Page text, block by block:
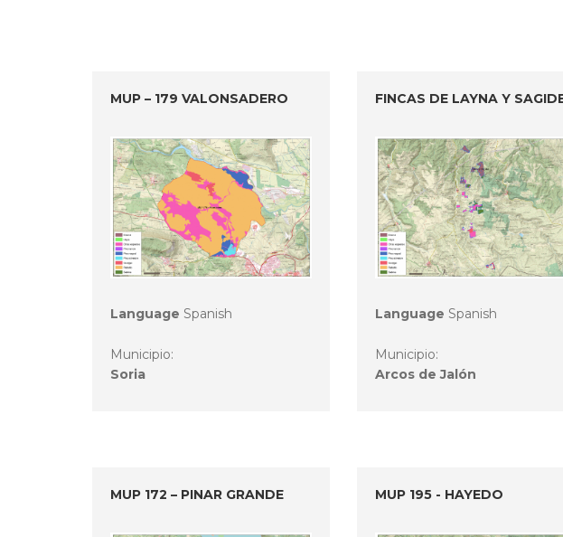
MUP – 179 VALONSADERO
Language Spanish
Municipio:
Soria
FINCAS DE LAYNA Y
Language Spanish
Municipio:
Arcos de Jalón
MUP 172 – PINAR GRANDE MUP 195 - HAYEDO